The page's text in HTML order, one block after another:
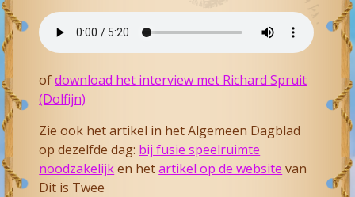
ofdownload het interview met Richard Spruit
(Dolfijn)
Zie ook het artikel in het Algemeen Dagblad
op dezelfde dag: bij fusie speelruimte
noodzakelijken hetartikel op de website van
Dit is Twee